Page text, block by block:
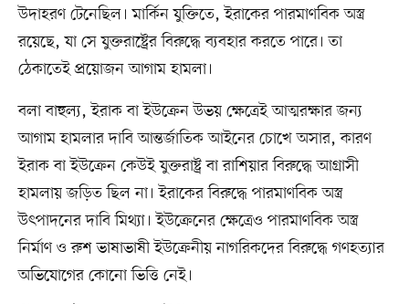
উদাহরণ টেনেছিল। মার্কিন যুক্তিতে, ইরাকের পারমাণবিক অস্ত্র
রয়েছে, যা সে যুক্তরাষ্ট্রের বিরুদ্ধে ব্যবহার করতে পারে। তা
ঠেকাতেই প্রয়োজন আগাম হামলা।
বলা বাহুল্য, ইরাক বা ইউক্রেন উভয় ক্ষেত্রেই আত্মরক্ষার জন্য
আগাম হামলার দাবি আন্তর্জাতিক আইনের চোখে অসার, কারণ
ইরাক বা ইউক্রেন কেউই যুক্তরাষ্ট্র বা রাশিয়ার বিরুদ্ধে আগ্রাসী
হামলায় জড়িত ছিল না। ইরাকের বিরুদ্ধে পারমাণবিক অস্ত্র
উৎপাদনের দাবি মিথ্যা। ইউক্রেনের ক্ষেত্রেও পারমাণবিক অস্ত্র
নির্মাণ ও রুশ ভাষাভাষী ইউক্রেনীয় নাগরিকদের বিরুদ্ধে গণহত্যার
অভিযোগের কোনো ভিত্তি নেই।